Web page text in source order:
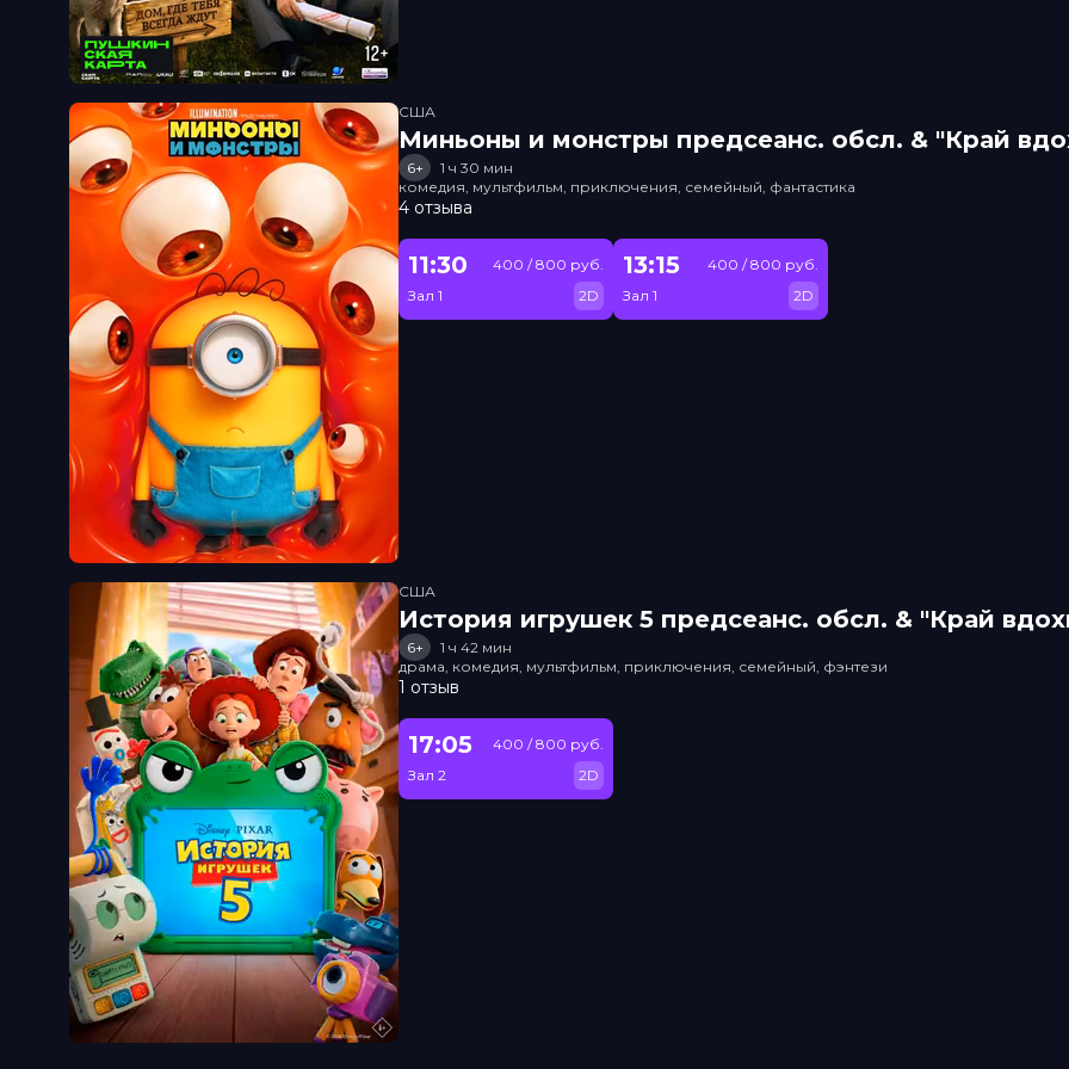
США
Миньоны и монстры прeдсeанc. обсл. & "Край
6+
1 ч 30 мин
комедия, мультфильм, приключения, семейный, фантастика
4 отзыва
11:30
Зал 1
400 / 800 руб.
2D
13:15
Зал 1
400 / 800 руб.
2D
США
История игрушек 5 прeдсeанc. обсл. & "Край
6+
1 ч 42 мин
драма, комедия, мультфильм, приключения, семейный, фэнтези
1 отзыв
17:05
Зал 2
400 / 800 руб.
2D